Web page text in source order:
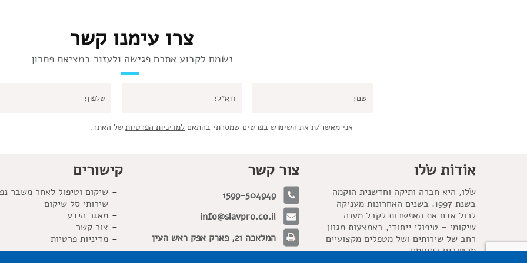
צרו עימנו קשר
נשמח לקבוע אתכם פגישה ולעזור במציאת פתרון
אני מאשר/ת את השימוש בפרטים שמסרתי בהתאם למדיניות הפרטיות של האתר.
אוֹדוֹת שׂלו
שׂלו, היא חברה ותיקה וחדשנית הוקמה
בשנת 1997. בשנים האחרונות מעניקה
לכול אדם את האפשרות לקבל מענה
שיקומי – טיפולי ייחודי, באמצעות מגוון
רחב של שירותים ושל מטפלים מקצועיים
מהטובים בתחומם.
צור קשר
1599-504949
info@slavpro.co.il
המלאכה 21, פארק אפק ראש העין
קישורים
שיקום וטיפול לאחר משבר
שירותי סל שיקום
מאגר הידע
צור קשר
מדיניות פרטיות